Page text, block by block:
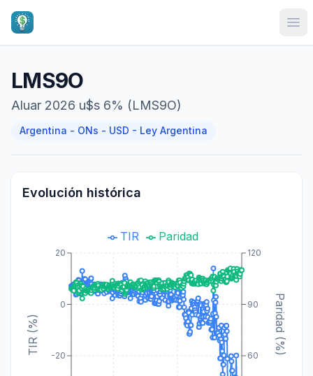
LMS9O
Aluar 2026 u$s 6% (LMS9O)
Argentina - ONs - USD - Ley Argentina
Evolución histórica
-20
0
20
TIR (%) 60
90
120
Paridad (%)
TIR Paridad